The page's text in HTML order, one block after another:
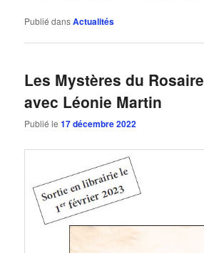
Publié dansActualités
Les Mystères du Rosaire
avec Léonie Martin
Publié le17 décembre 2022